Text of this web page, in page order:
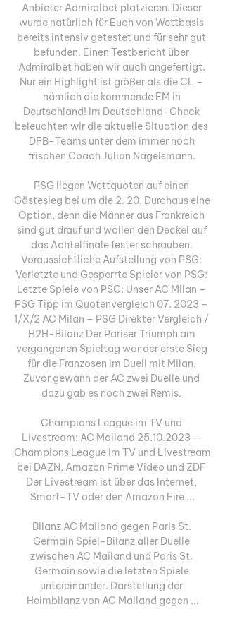
Anbieter Admiralbet platzieren. Dieser
wurde natürlich für Euch von Wettbasis
bereits intensiv getestet und für sehr gut
befunden. Einen Testbericht über
Admiralbet haben wir auch angefertigt.
Nur ein Highlight ist größer als die CL –
nämlich die kommende EM in
Deutschland! Im Deutschland-Check
beleuchten wir die aktuelle Situation des
DFB-Teams unter dem immer noch
frischen Coach Julian Nagelsmann.
PSG liegen Wettquoten auf einen
Gästesieg bei um die 2. 20. Durchaus eine
Option, denn die Männer aus Frankreich
sind gut drauf und wollen den Deckel auf
das Achtelfinale fester schrauben.
Voraussichtliche Aufstellung von PSG:
Verletzte und Gesperrte Spieler von PSG:
Letzte Spiele von PSG: Unser AC Milan –
PSG Tipp im Quotenvergleich 07. 2023 –
1/X/2 AC Milan – PSG Direkter Vergleich /
H2H-Bilanz Der Pariser Triumph am
vergangenen Spieltag war der erste Sieg
für die Franzosen im Duell mit Milan.
Zuvor gewann der AC zwei Duelle und
dazu gab es noch zwei Remis.
Champions League im TV und
Livestream: AC Mailand 25.10.2023 —
Champions League im TV und Livestream
bei DAZN, Amazon Prime Video und ZDF
Der Livestream ist über das Internet,
Smart-TV oder den Amazon Fire ...
Bilanz AC Mailand gegen Paris St.
Germain Spiel-Bilanz aller Duelle
zwischen AC Mailand und Paris St.
Germain sowie die letzten Spiele
untereinander. Darstellung der
Heimbilanz von AC Mailand gegen ...